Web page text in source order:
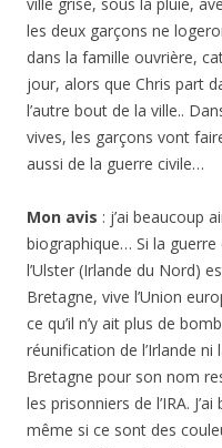
les deux garçons ne
dans la famille ouvrière,
jour, alors que Chris part
l’autre bout de la ville..
vives, les garçons vont
aussi de la guerre civile…
Mon avis : j’ai beaucoup
biographique… Si la guerre
l’Ulster (Irlande du Nord)
Bretagne, vive l’Union
ce qu’il n’y ait plus de
réunification de l’Irlande
Bretagne pour son nom
les prisonniers de l’IRA.
même si ce sont des